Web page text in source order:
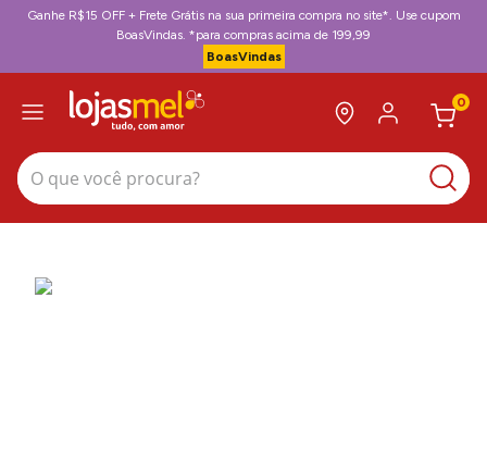
Ganhe R$15 OFF + Frete Grátis na sua primeira compra no site*. Use cupom
BoasVindas. *para compras acima de 199,99
BoasVindas
0
O que você procura?